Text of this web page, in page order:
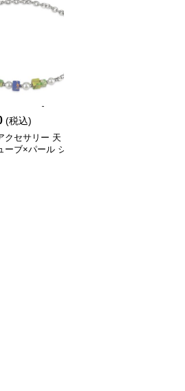
(税込)
クセサリー 天
ーブ×パール シ